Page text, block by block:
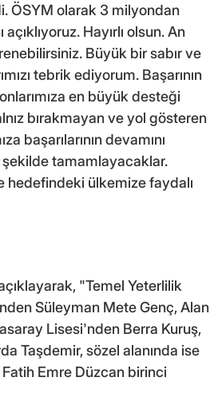
ÖSYM olarak 3 milyondan
Hayırlı olsun. An
Büyük bir sabır ve
tebrik ediyorum. Başarının
en büyük desteği
bırakmayan ve yol gösteren
başarılarının devamını
tamamlayacaklar.
hedefindeki ülkemize faydalı
"Temel Yeterlilik
Süleyman Mete Genç, Alan
Lisesi'nden Berra Kuruş,
Taşdemir, sözel alanında ise
Emre Düzcan birinci